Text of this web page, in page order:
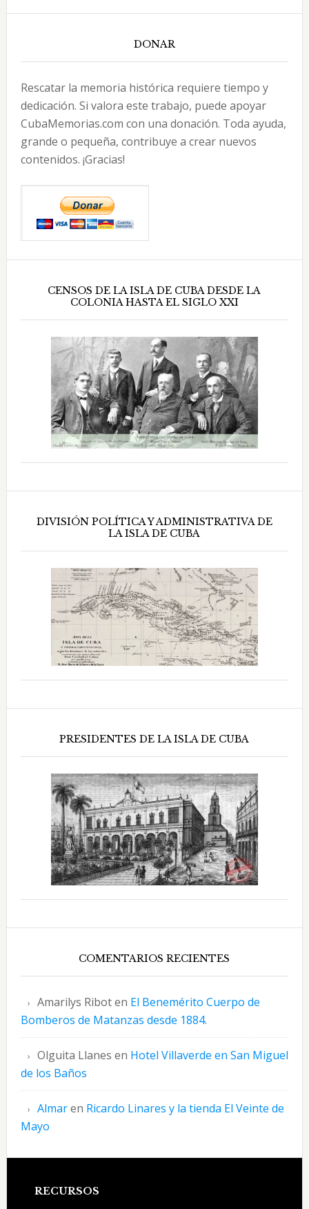
DONAR
Rescatar la memoria histórica requiere tiempo y
dedicación. Si valora este trabajo, puede apoyar
CubaMemorias.com con una donación. Toda ayuda,
grande o pequeña, contribuye a crear nuevos
contenidos. ¡Gracias!
CENSOS DE LA ISLA DE CUBA DESDE LA
COLONIA HASTA EL SIGLO XXI
DIVISIÓN POLÍTICA Y ADMINISTRATIVA DE
LA ISLA DE CUBA
PRESIDENTES DE LA ISLA DE CUBA
COMENTARIOS RECIENTES
Amarilys Riboten El Benemérito Cuerpo de
Bomberos de Matanzas desde 1884.
Olguita Llanes en Hotel Villaverde en San Miguel
de los Baños
Almaren Ricardo Linares y la tienda El Veinte de
Mayo
Footer
RECURSOS